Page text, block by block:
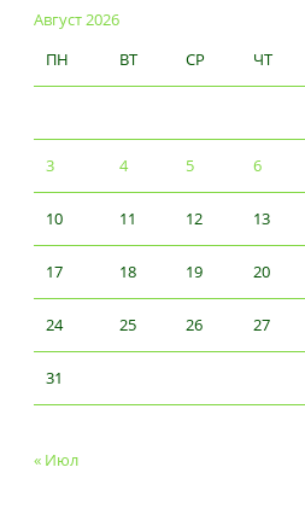
Август 2026
ПН
ВТ СР ЧТ
3 4 5 6
10 11 12 13
17 18 19 20
24 25 26 27
31
« Июл